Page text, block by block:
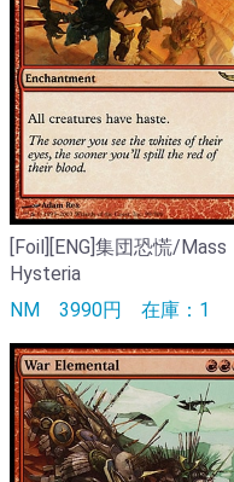
[Foil][ENG]集団恐慌/Mass
Hysteria
NM 3990円 在庫：1